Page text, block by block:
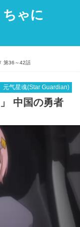
ゃに
第36～42話
气星魂(Star Guardian)
中国の勇者